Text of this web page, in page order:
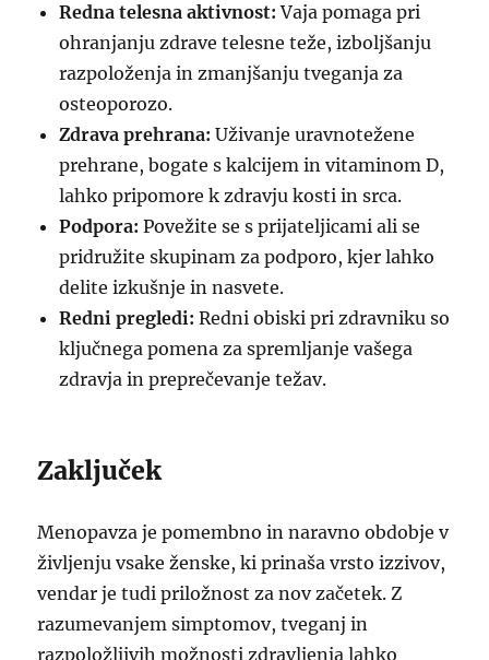
Redna telesna aktivnost: Vaja pomaga pri
ohranjanju zdrave telesne teže, izboljšanju
razpoloženja in zmanjšanju tveganja za
osteoporozo.
Zdrava prehrana: Uživanje uravnotežene
prehrane, bogate s kalcijem in vitaminom D,
lahko pripomore k zdravju kosti in srca.
Podpora: Povežite se s prijateljicami ali se
pridružite skupinam za podporo, kjer lahko
delite izkušnje in nasvete.
Redni pregledi: Redni obiski pri zdravniku so
ključnega pomena za spremljanje vašega
zdravja in preprečevanje težav.
Zaključek
Menopavza je pomembno in naravno obdobje v
življenju vsake ženske, ki prinaša vrsto izzivov,
vendar je tudi priložnost za nov začetek. Z
razumevanjem simptomov, tveganj in
razpoložljivih možnosti zdravljenja lahko